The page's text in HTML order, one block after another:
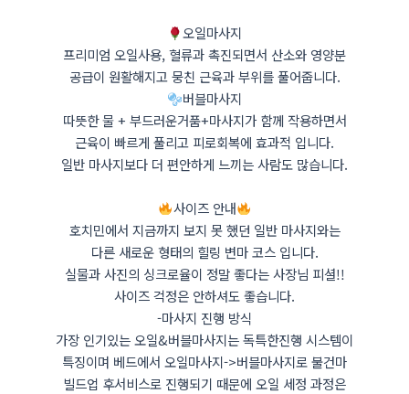
오일마사지
프리미엄 오일사용, 혈류과 촉진되면서 산소와 영양분
공급이 원활해지고 뭉친 근육과 부위를 풀어줍니다.
버블마사지
따뜻한 물 + 부드러운거품+마사지가 함께 작용하면서
근육이 빠르게 풀리고 피로회복에 효과적 입니다.
일반 마사지보다 더 편안하게 느끼는 사람도 많습니다.
사이즈 안내
호치민에서 지금까지 보지 못 했던 일반 마사지와는
다른 새로운 형태의 힐링 변마 코스 입니다.
실물과 사진의 싱크로율이 정말 좋다는 사장님 피셜!!
사이즈 걱정은 안하셔도 좋습니다.
-마사지 진행 방식
가장 인기있는 오일&버블마사지는 독특한진행 시스템이
특징이며 베드에서 오일마사지->버블마사지로 불건마
빌드업 후서비스로 진행되기 때문에 오일 세정 과정은